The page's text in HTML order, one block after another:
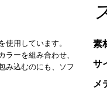
使用しています。
ラーを組み合わせ、
み込むのにも、ソフ
素
サ
メ